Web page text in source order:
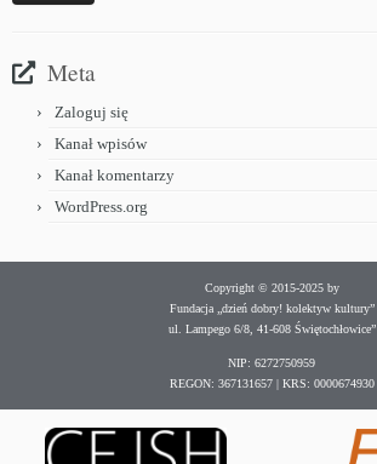
Meta
Zaloguj się
Kanał wpisów
Kanał komentarzy
WordPress.org
Copyright © 2015-2025 by
Fundacja „dzień dobry! kolektyw kultury”
ul. Lampego 6/8, 41-608 Świętochłowice”
NIP: 6272750959
REGON: 367131657 | KRS: 0000674930